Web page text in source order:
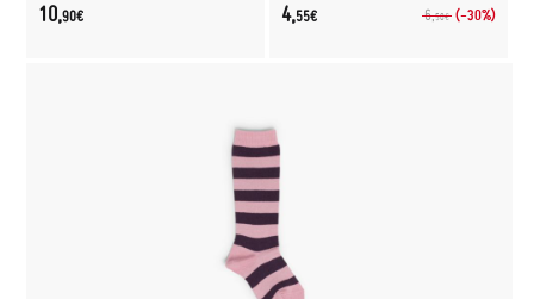
10,90€ 6,50€ (-30%)
4,55€